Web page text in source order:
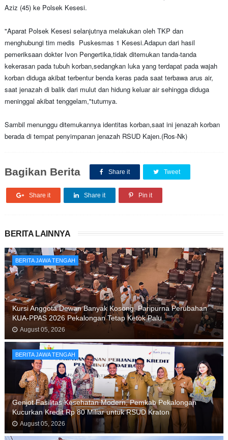
Aziz (45) ke Polsek Kesesi.
"Aparat Polsek Kesesi selanjutnya melakukan oleh TKP dan
menghubungi tim medis Puskesmas 1 Kesesi.Adapun dari hasil
pemeriksaan dokter Ivon Pengertika,tidak ditemukan tanda-tanda
kekerasan pada tubuh korban,sedangkan luka yang terdapat pada wajah
korban diduga akibat terbentur benda keras pada saat terbawa arus air,
saat jenazah di balik dari mulut dan hidung keluar air sehingga diduga
meninggal akibat tenggelam,"tuturnya.
Sambil menunggu ditemukannya identitas korban,saat ini jenazah korban
berada di tempat penyimpanan jenazah RSUD Kajen.(Ros-Nk)
Bagikan Berita Share it Tweet
Share it Share it Pin it
BERITA LAINNYA
BERITA JAWA TENGAH
Kursi Anggota Dewan Banyak Kosong, Paripurna Perubahan
KUA-PPAS 2026 Pekalongan Tetap Ketok Palu
August 05, 2026
BERITA JAWA TENGAH
Genjot Fasilitas Kesehatan Modern, Pemkab Pekalongan
Kucurkan Kredit Rp 80 Miliar untuk RSUD Kraton
August 05, 2026